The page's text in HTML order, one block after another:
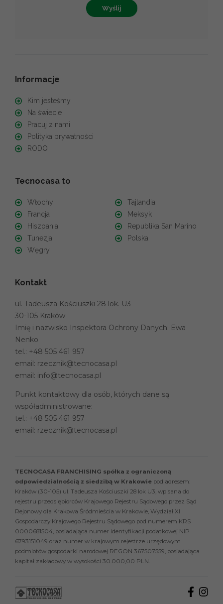
Wyślij
Informacje
Kim jesteśmy
Na świecie
Pracuj z nami
Polityka prywatności
RODO
Tecnocasa to
Włochy
Francja
Hiszpania
Tunezja
Węgry
Tajlandia
Meksyk
Republika San Marino
Polska
Kontakt
ul. Tadeusza Kościuszki 28 lok. U3
30-105 Kraków
Imię i nazwisko Inspektora Ochrony Danych: Ewa
Nenko
tel.: +48 505 461 957
email: rzecznik@tecnocasa.pl
email: info@tecnocasa.pl
Punkt kontaktowy dla osób, których dane są
współadministrowane:
tel.: +48 505 461 957
email: rzecznik@tecnocasa.pl
TECNOCASA FRANCHISING spółka z ograniczoną
odpowiedzialnością z siedzibą w Krakowie pod adresem:
Kraków (30-105) ul. Tadeusza Kościuszki 28 lok U3, wpisana do
rejestru przedsiębiorców Krajowego Rejestru Sądowego przez Sąd
Rejonowy dla Krakowa Śródmieścia w Krakowie, Wydział XI
Gospodarczy Krajowego Rejestru Sądowego pod numerem KRS
0000681504, posiadająca numer identyfikacji podatkowej NIP
6793151049 oraz numer w krajowym rejestrze urzędowym
podmiotów gospodarki narodowej REGON 367507559, posiadająca
kapitał zakładowy w wysokości 30.000,00 PLN.